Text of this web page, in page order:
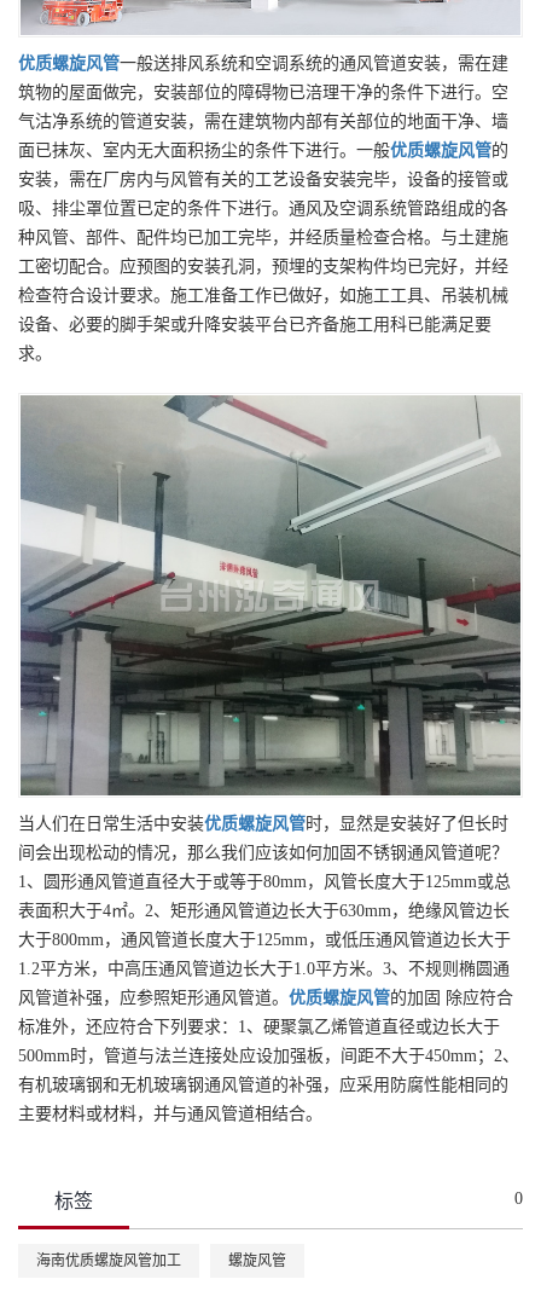
优质螺旋风管一般送排风系统和空调系统的通风管道安装，需在建
筑物的屋面做完，安装部位的障碍物已涪理干净的条件下进行。空
气沽净系统的管道安装，需在建筑物内部有关部位的地面干净、墙
面已抹灰、室内无大面积扬尘的条件下进行。一般优质螺旋风管的
安装，需在厂房内与风管有关的工艺设备安装完毕，设备的接管或
吸、排尘罩位置已定的条件下进行。通风及空调系统管路组成的各
种风管、部件、配件均已加工完毕，并经质量检查合格。与土建施
工密切配合。应预图的安装孔洞，预埋的支架构件均已完好，并经
检查符合设计要求。施工准备工作已做好，如施工工具、吊装机械
设备、必要的脚手架或升降安装平台已齐备施工用科已能满足要
求。
当人们在日常生活中安装优质螺旋风管时，显然是安装好了但长时
间会出现松动的情况，那么我们应该如何加固不锈钢通风管道呢？
1、圆形通风管道直径大于或等于80mm，风管长度大于125mm或总
表面积大于4㎡。2、矩形通风管道边长大于630mm，绝缘风管边长
大于800mm，通风管道长度大于125mm，或低压通风管道边长大于
1.2平方米，中高压通风管道边长大于1.0平方米。3、不规则椭圆通
风管道补强，应参照矩形通风管道。 优质螺旋风管的加固 除应符合
标准外，还应符合下列要求：1、硬聚氯乙烯管道直径或边长大于
500mm时，管道与法兰连接处应设加强板，间距不大于450mm；2、
有机玻璃钢和无机玻璃钢通风管道的补强，应采用防腐性能相同的
主要材料或材料，并与通风管道相结合。
标签 0
海南优质螺旋风管加工 螺旋风管